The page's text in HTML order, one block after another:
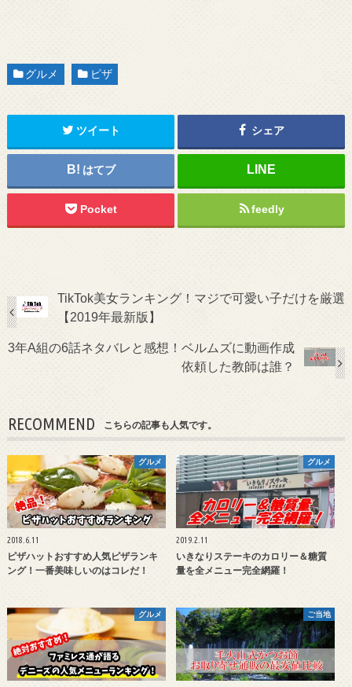
グルメ ピザ
ツイート シェア
はてブ
Pocket feedly
TikTok美女ランキング！マジで可愛い子だけを厳選
【2019年最新版】
3年A組の6話ネタバレと感想！ベルムズに動画作成
依頼した教師は誰？
RECOMMEND こちらの記事も人気です。
グルメ
2018.6.11
ピザハットおすすめ人気ピザランキ
ング！一番美味しいのはコレだ！
グルメ
2019.2.11
いきなりステーキのカロリー＆糖質
量を全メニュー完全網羅！
グルメ ご当地